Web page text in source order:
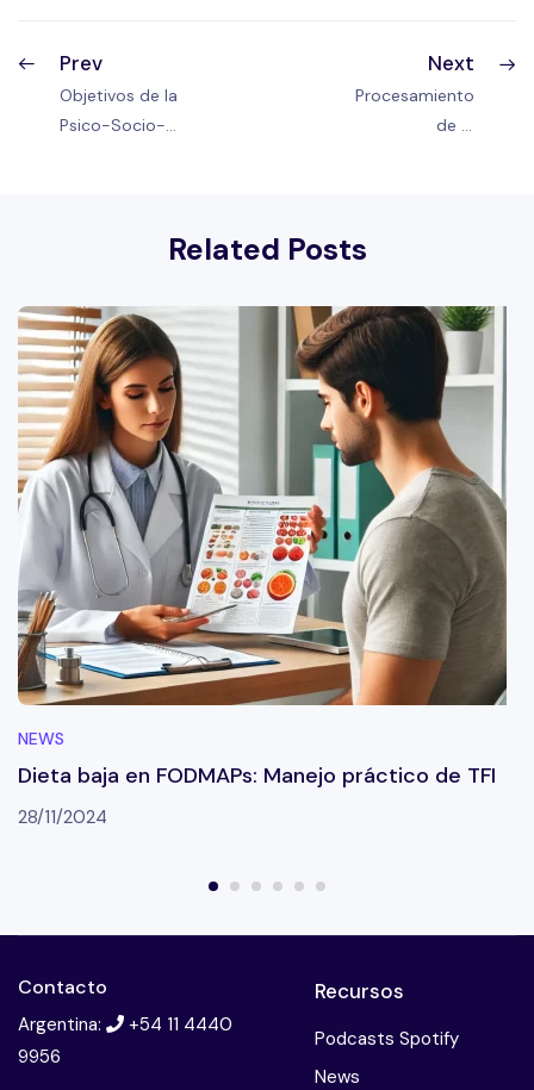
Prev
Objetivos de la
Psico-Socio-
Next
Procesamiento
de la
Related Posts
NEWS
Dieta baja en FODMAPs: Manejo práctico de TFI
28/11/2024
Contacto
Argentina:
+54 11 4440
9956
Recursos
Podcasts Spotify
News